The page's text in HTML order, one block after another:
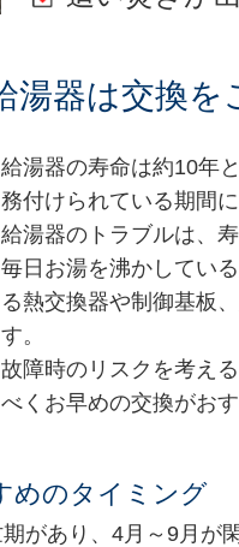
湯器は交換
給湯器の寿命は約10年
務付けられている期間
給湯器のトラブルは、
毎日お湯を沸かしてい
る熱交換器や制御基板
す。
故障時のリスクを考え
べくお早めの交換がお
めのタイミング
があり、4月～9月が